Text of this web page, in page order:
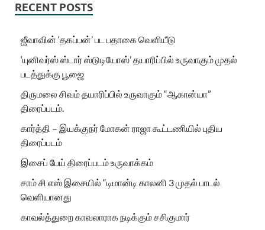
RECENT POSTS
ஜீவாவின் ‘தகப்பன்’ பட பதாகை வெளியீடு
‘யுனிவர்ஸ் ஸ்டார் ஸ்டுடியோஸ்’ தயாரிப்பில் உருவாகும் முதல்
படத்துக்கு பூஜை
திருமலை சிவம் தயாரிப்பில் உருவாகும் “ஆகான்யா”
திரைப்படம்.
கார்த்தி – இயக்குநர் மோகன் ராஜா கூட்டணியில் புதிய
திரைப்படம்
இசைப் பேய் திரைப்படம் உருவாக்கம்
சாம் சி எஸ் இசையில் “டிமான்டி காலனி 3 முதல் பாடல்
வெளியானது
காவல்த்துறை காவலாராக நடிக்கும் சசிகுமார்